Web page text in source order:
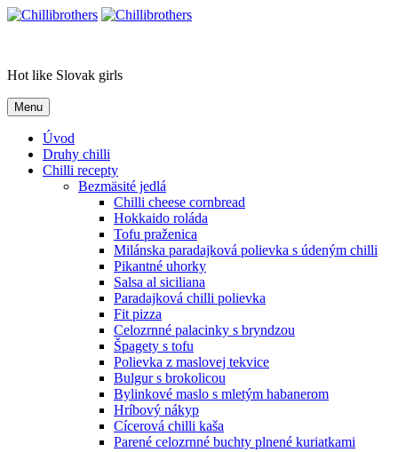
Skip
Hot like Slovak girls
Menu
Úvod
Druhy chilli
Chilli recepty
Bezmäsité jedlá
Chilli cheese cornbread
Hokkaido roláda
Tofu praženica
Milánska paradajková polievka s údeným chilli
Pikantné uhorky
Salsa al siciliana
Paradajková chilli polievka
Fit pizza
Celozrnné palacinky s bryndzou
Špagety s tofu
Polievka z maslovej tekvice
Bulgur s brokolicou
Bylinkové maslo s mletým habanerom
Hríbový nákyp
Cícerová chilli kaša
Parené celozrnné buchty plnené kuriatkami